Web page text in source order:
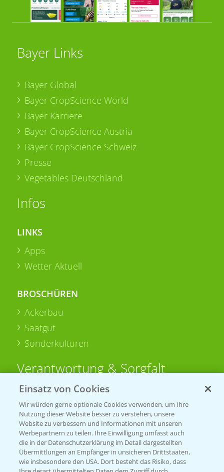
Bayer Links
Bayer Global
Bayer CropScience World
Bayer Karriere
Bayer CropScience Austria
Bayer CropScience Schweiz
Presse
Vegetables Deutschland
Infos
LINKS
Apps
Wetter Aktuell
BROSCHÜREN
Ackerbau
Saatgut
Sonderkulturen
Verantwortung & Sorgfalt
Sammelstellen und Termine
PRE - Chemikalien sicher entsorgen
Sammelstellen und Termine
Einsatz von Cookies
Wir würden gerne optionale Cookies verwenden, um Ihre
Nutzung dieser Website besser zu verstehen, unsere
Website zu verbessern und Informationen mit unseren
Werbepartnern zu teilen. Ihre Einwilligung umfasst auch
die in der Datenschutzerklärung im Detail dargestellten
Übermittlungen an Empfänger in unsicheren Drittstaaten,
wie insbesondere den USA. Dort besteht das Risiko, dass